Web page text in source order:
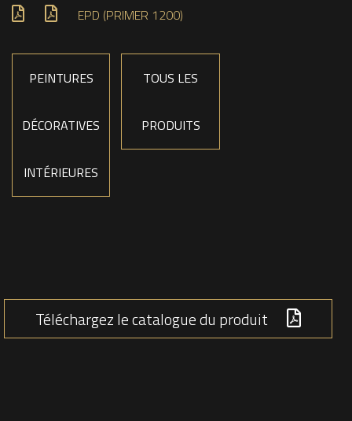
EPD (PRIMER 1200)
PEINTURES
DÉCORATIVES
INTÉRIEURES
TOUS LES
PRODUITS
Téléchargez le catalogue du produit